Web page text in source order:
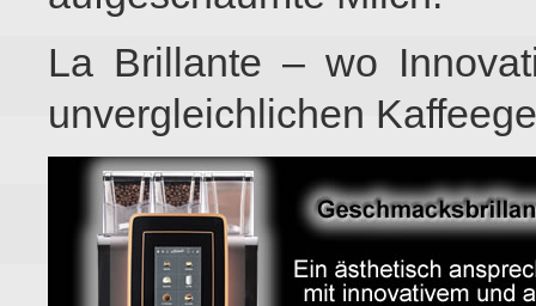
La Brillante – wo
unvergleichlichen